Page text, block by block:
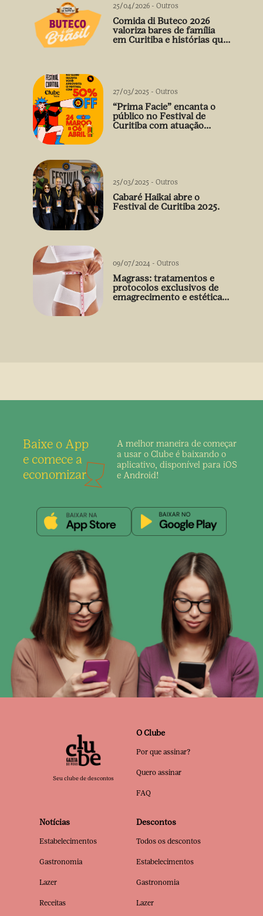
25/04/2026 - Outros
Comida di Buteco 2026
valoriza bares de família
em Curitiba e histórias que
27/03/2025 - Outros
“Prima Facie” encanta o
público no Festival de
Curitiba com atuação
25/03/2025 - Outros
Cabaré Haikai abre o
Festival de Curitiba 2025.
09/07/2024 - Outros
Magrass: tratamentos e
protocolos exclusivos de
emagrecimento e estética
Baixe o App
e comece a
economizar
A melhor maneira de começar
a usar o Clube é baixando o
aplicativo, disponível para iOS
e Android!
Seu clube de descontos
O Clube
Por que assinar?
Quero assinar
FAQ
Notícias
Estabelecimentos
Gastronomia
Lazer
Receitas
Descontos
Todos os descontos
Estabelecimentos
Gastronomia
Lazer